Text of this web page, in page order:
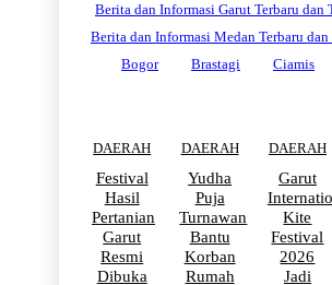
Berita dan Informasi Garut Terbaru
Berita dan Informasi Medan Terbaru
Bogor
Brastagi Ciamis
DAERAH
Festival
Hasil
Pertanian
Garut
Resmi
Dibuka
DAERAH
Yudha
Puja
Turnawan
Bantu
Korban
Rumah
DAERAH
Garut
Kite
Festival
2026
Jadi